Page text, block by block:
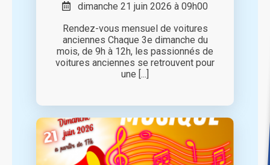
dimanche 21 juin 2026 à 09h00
Rendez-vous mensuel de voitures
anciennes Chaque 3e dimanche du
mois, de 9h à 12h, les passionnés de
voitures anciennes se retrouvent pour
une [...]